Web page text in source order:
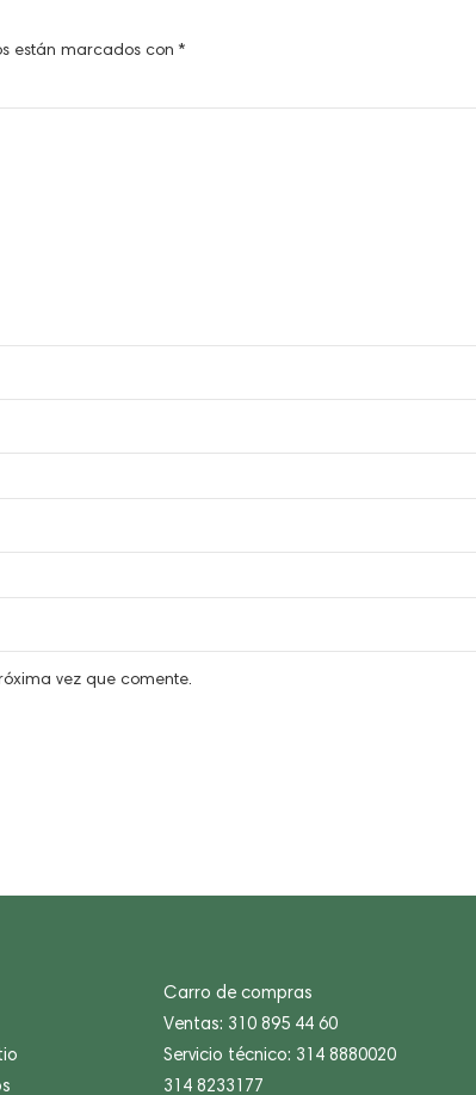
están marcados con *
vez que comente.
Carro de compras
Ventas: 310 895 44 60
Servicio técnico: 314 8880020
314 8233177